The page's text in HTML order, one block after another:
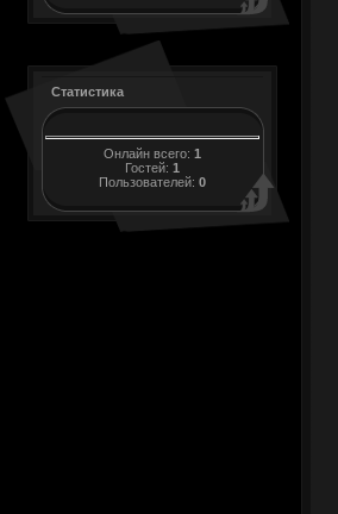
Статистика
Онлайн всего: 1
Гостей: 1
Пользователей: 0